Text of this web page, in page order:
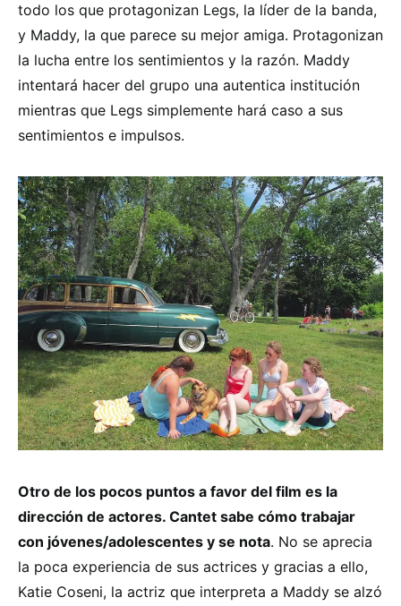
todo los que protagonizan Legs, la líder de la banda,
y Maddy, la que parece su mejor amiga. Protagonizan
la lucha entre los sentimientos y la razón. Maddy
intentará hacer del grupo una autentica institución
mientras que Legs simplemente hará caso a sus
sentimientos e impulsos.
Otro de los pocos puntos a favor del film es la
dirección de actores. Cantet sabe cómo trabajar
con jóvenes/adolescentes y se nota. No se aprecia
la poca experiencia de sus actrices y gracias a ello,
Katie Coseni, la actriz que interpreta a Maddy se alzó